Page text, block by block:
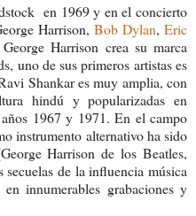
en 1969 y en el concierto
Harrison, Bob Dylan, Eric
Harrison crea su marca
uno de sus primeros artistas es
Shankar es muy amplia, con
hindú y popularizadas en
1967 y 1971. En el campo
instrumento alternativo ha sido
Harrison de los Beatles,
secuelas de la influencia música
innumerables grabaciones y